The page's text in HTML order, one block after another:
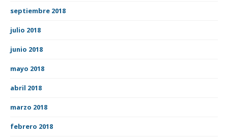
septiembre 2018
julio 2018
junio 2018
mayo 2018
abril 2018
marzo 2018
febrero 2018